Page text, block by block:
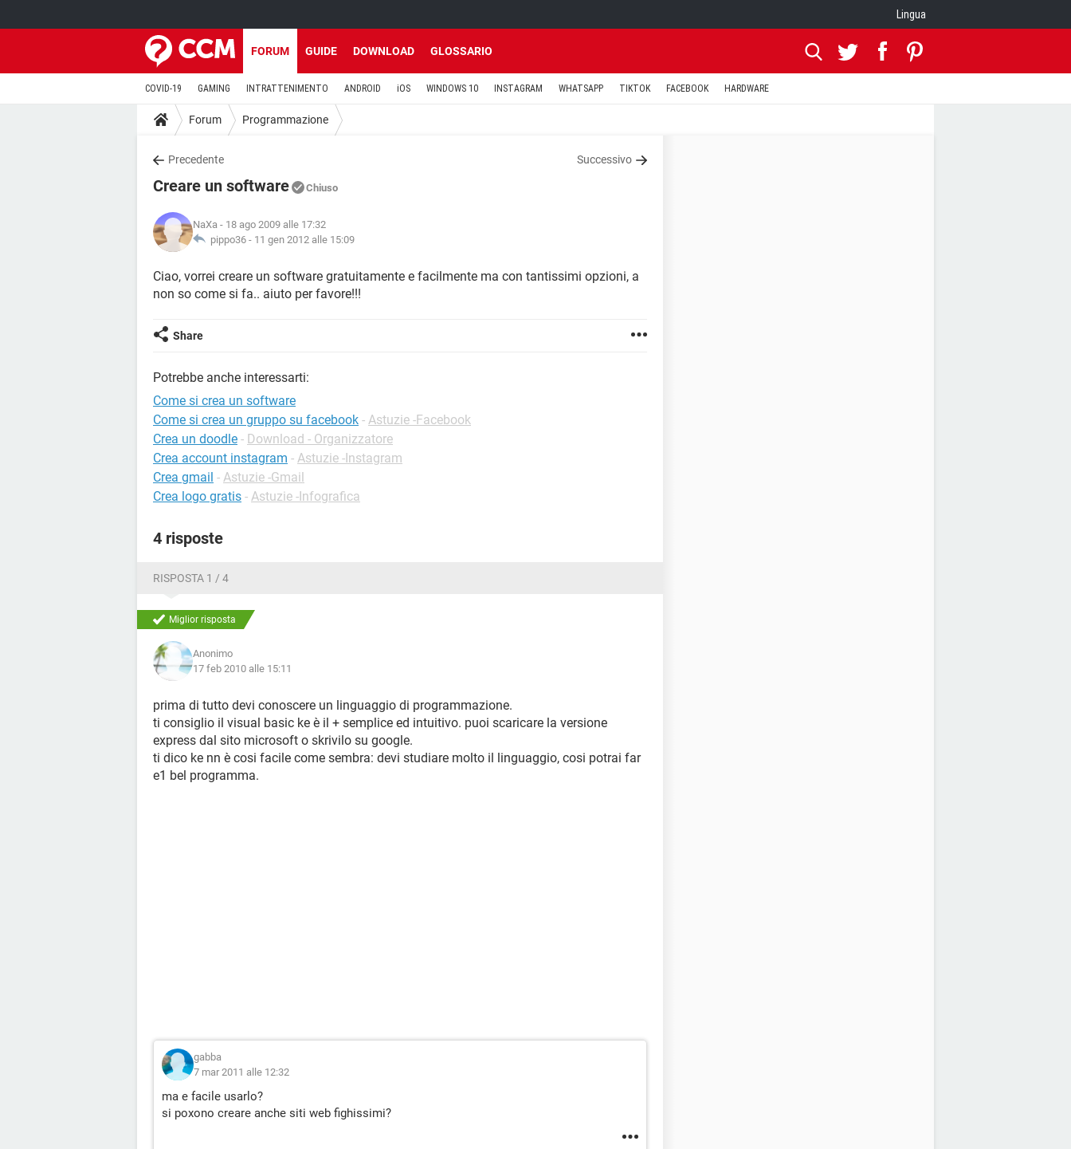
Lingua
FORUM GUIDE DOWNLOAD GLOSSARIO
COVID-19 GAMING INTRATTENIMENTO ANDROID iOS WINDOWS 10 INSTAGRAM WHATSAPP TIKTOK FACEBOOK HARDWARE
Forum Programmazione
Precedente Successivo
Creare un software Chiuso
NaXa - 18 ago 2009 alle 17:32
pippo36 - 11 gen 2012 alle 15:09
Ciao, vorrei creare un software gratuitamente e facilmente ma con tantissimi opzioni, a
non so come si fa.. aiuto per favore!!!
Share
Potrebbe anche interessarti:
Come si crea un software
Come si crea un gruppo su facebook - Astuzie -Facebook
Crea un doodle - Download - Organizzatore
Crea account instagram - Astuzie -Instagram
Crea gmail - Astuzie -Gmail
Crea logo gratis - Astuzie -Infografica
4 risposte
RISPOSTA 1 / 4
Miglior risposta
Anonimo
17 feb 2010 alle 15:11
prima di tutto devi conoscere un linguaggio di programmazione.
ti consiglio il visual basic ke è il + semplice ed intuitivo. puoi scaricare la versione
express dal sito microsoft o skrivilo su google.
ti dico ke nn è cosi facile come sembra: devi studiare molto il linguaggio, cosi potrai far
e1 bel programma.
gabba
7 mar 2011 alle 12:32
ma e facile usarlo?
si poxono creare anche siti web fighissimi?